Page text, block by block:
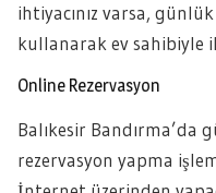
ihtiyacınız varsa,
kullanarak ev sahibiyle
Online Rezervasyon
Balıkesir Bandırma’da
rezervasyon yapma